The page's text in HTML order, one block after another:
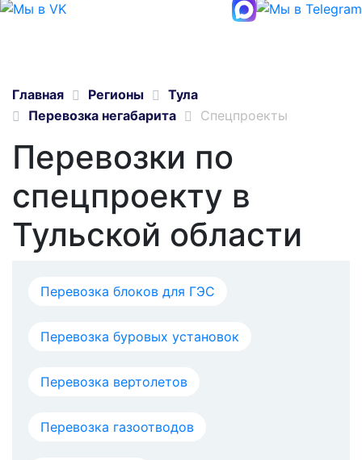
Главная Регионы
Тула
Перевозка негабарита
Спецпроекты
Перевозки по
спецпроекту в
Тульской области
Перевозка блоков для ГЭС
Перевозка буровых установок
Перевозка вертолетов
Перевозка газоотводов